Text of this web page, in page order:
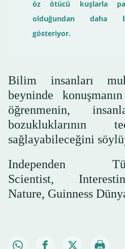
öz ötücü kuşlarla
olduğundan daha
gösteriyor.
Bilim insanları
beyninde
öğrenmenin,
bozukluklarının
sağlayabileceğini
Independen
Scientist,
Nature, Guinness